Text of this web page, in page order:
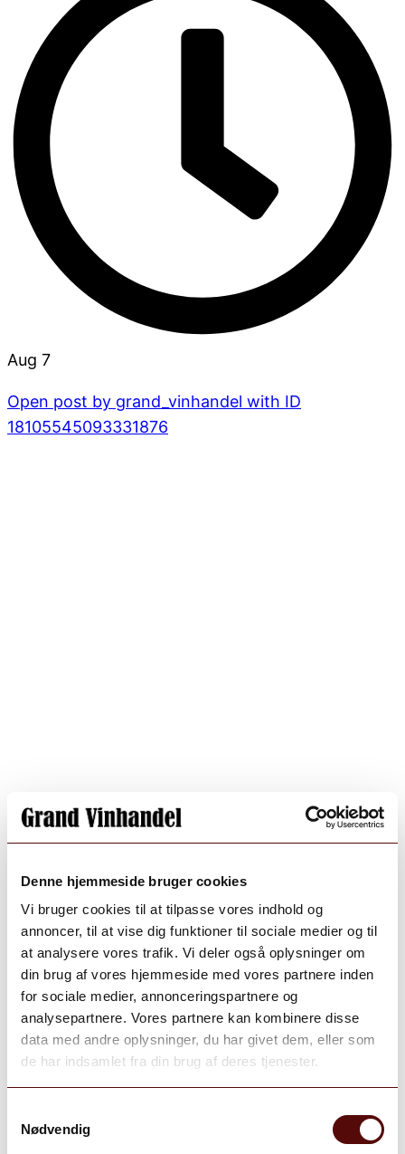
Denne hjemmeside bruger cookies
Vi bruger cookies til at tilpasse vores indhold og
annoncer, til at vise dig funktioner til sociale medier og til
at analysere vores trafik. Vi deler også oplysninger om
din brug af vores hjemmeside med vores partnere inden
for sociale medier, annonceringspartnere og
analysepartnere. Vores partnere kan kombinere disse
data med andre oplysninger, du har givet dem, eller som
de har indsamlet fra din brug af deres tjenester.
Nødvendig
Aug 7
Open post by grand_vinhandel with ID
18105545093331876